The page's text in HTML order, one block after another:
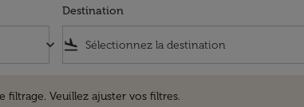
keyboard_arrow_down
Destination
flight_land
Veuillez ajuster vos filtres.